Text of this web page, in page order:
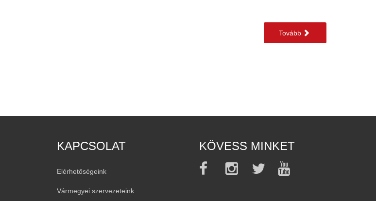
Tovább
KAPCSOLAT
Elérhetőségeink
Vármegyei szervezeteink
KÖVESS MINKET